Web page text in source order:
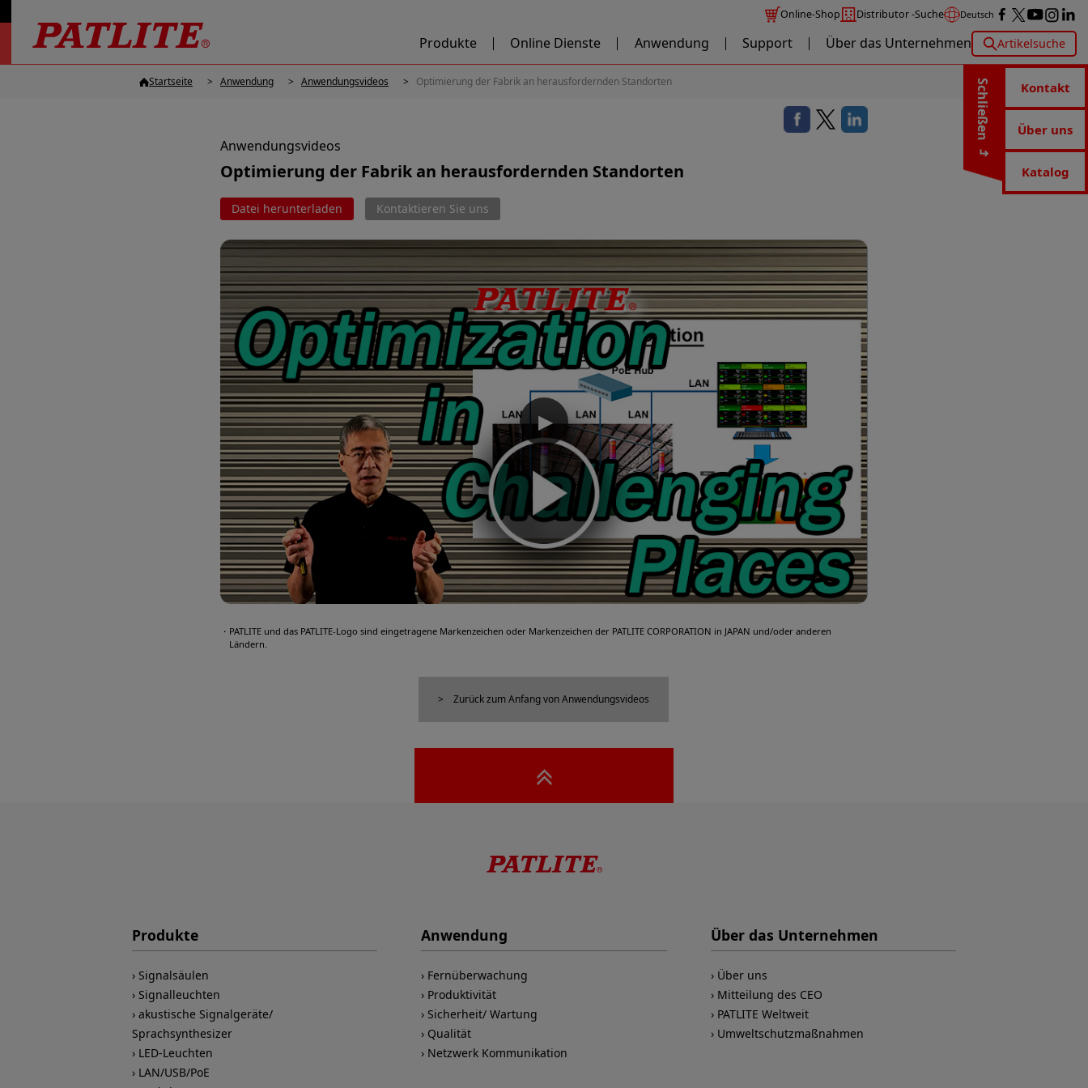
Online-Shop Distributor -Suche Deutsch
Produkte Online Dienste Anwendung Support Über das Unternehmen Artikelsuche
Schließen Kontakt
Über uns
Katalog
Startseite Anwendung Anwendungsvideos Optimierung der Fabrik an herausfordernden Standorten
Anwendungsvideos
Optimierung der Fabrik an herausfordernden Standorten
Datei herunterladen Kontaktieren Sie uns
▶
・PATLITE und das PATLITE-Logo sind eingetragene Markenzeichen oder Markenzeichen der PATLITE CORPORATION in JAPAN und/oder anderen
Ländern.
Zurück zum Anfang von Anwendungsvideos
Produkte
Signalsäulen
Signalleuchten
akustische Signalgeräte/
Sprachsynthesizer
LED-Leuchten
LAN/USB/PoE
Anwendung
Fernüberwachung
Produktivität
Sicherheit/ Wartung
Qualität
Netzwerk Kommunikation
Über das Unternehmen
Über uns
Mitteilung des CEO
PATLITE Weltweit
Umweltschutzmaßnahmen